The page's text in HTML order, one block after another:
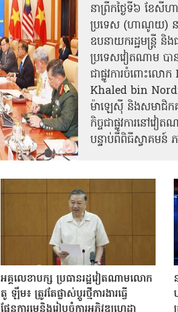
នា​ព្រឹកថ្ងៃទី៦ ខែសីហ
ប្រទេស (ហាណូយ) ន
ឧបនាយករដ្ឋមន្ត្រី និងជ
ប្រទេសវៀតណាម បា
ជាផ្លូវការ​ចំពោះល
Khaled bin Nordin
ម៉ាឡេស៊ី និងសមាជិ
កិច្ចជាផ្លូវការនៅវ
បន្ទាប់ពីពិធីស្វាគមន៍
អគ្គលេខាបក្ស ប្រធានរដ្ឋវៀតណាមលោក
តូ ឡឹម៖ ត្រូវតែផ្លាស់ប្ដូរថ្មីការងារធ្វើ